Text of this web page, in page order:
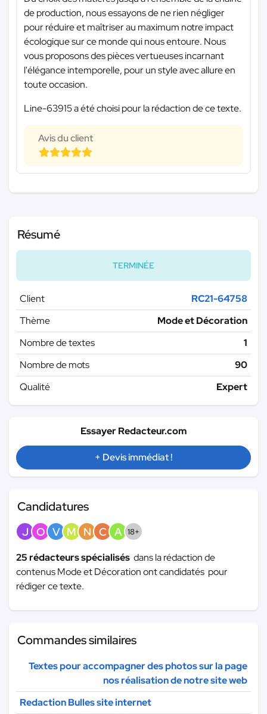
de production, nous essayons de ne rien négliger
pour réduire et maîtriser au maximum notre impact
écologique sur ce monde qui nous entoure. Nous
vous proposons des pièces vertueuses incarnant
l'élégance intemporelle, pour un style avec allure en
toute occasion.
Line-63915 a été choisi pour la rédaction de ce texte.
Avis du client
Résumé
TERMINÉE
Client
RC21-64758
Thème
Mode et Décoration
Nombre de textes
1
Nombre de mots
90
Qualité
Expert
Essayer Redacteur.com
+ Devis immédiat !
Candidatures
J O V M N C A 18+
25 rédacteurs spécialisés dans la rédaction de
contenus Mode et Décoration ont candidatés pour
rédiger ce texte.
Commandes similaires
Textes pour accompagner des photos sur la page
nos réalisation de notre site web
Redaction Bulles site internet